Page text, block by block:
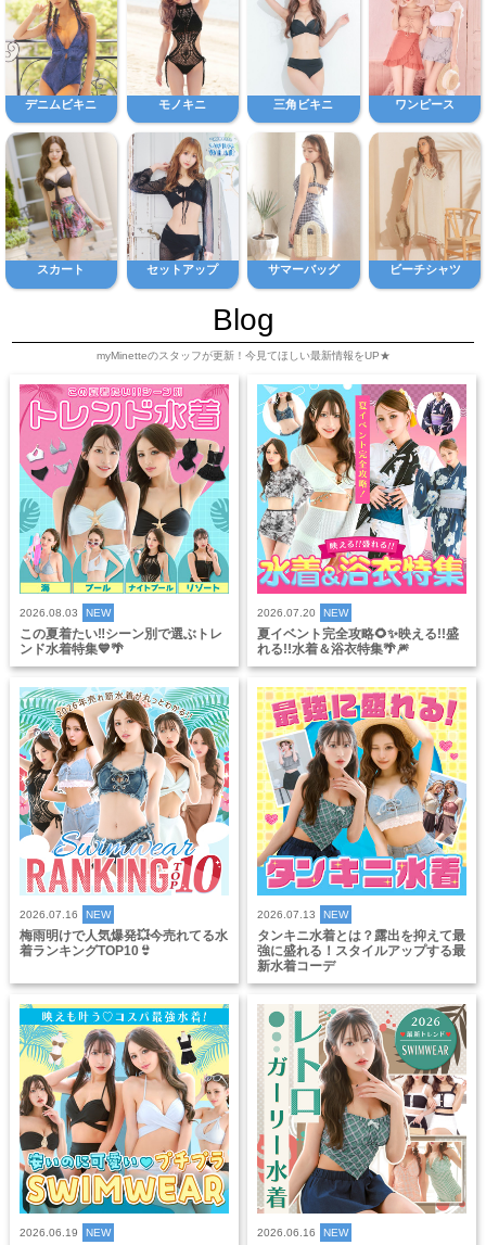
デニムビキニ モノキニ 三角ビキニ ワンピース
スカート セットアップ サマーバッグ ビーチシャツ
Blog
myMinetteのスタッフが更新！今見てほしい最新情報をUP★
2026.08.03 NEW
この夏着たい‼️シーン別で選ぶトレ
ンド水着特集💙🌴
2026.07.20 NEW
夏イベント完全攻略🌻✨映える!!盛
れる!!水着＆浴衣特集🌴🎆
2026.07.16 NEW
梅雨明けで人気爆発💥今売れてる水
着ランキングTOP10👙
2026.07.13 NEW
タンキニ水着とは？露出を抑えて最
強に盛れる！スタイルアップする最
新水着コーデ
2026.06.19 NEW 2026.06.16 NEW